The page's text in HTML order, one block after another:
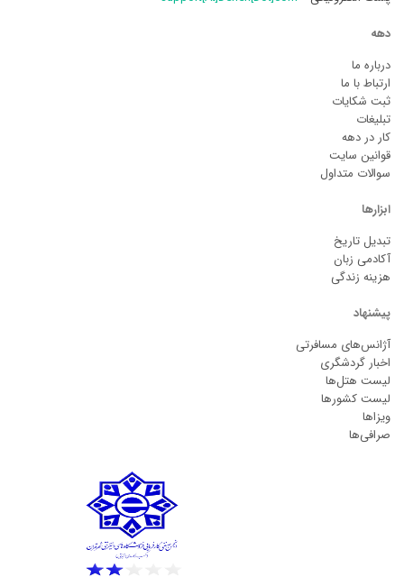
دهه
درباره ما
ارتباط با ما
ثبت شکایات
تبلیغات
کار در دهه
قوانین سایت
سوالات متداول
ابزارها
تبدیل تاریخ
آکادمی زبان
هزینه زندگی
پیشنهاد
آژانس‌های مسافرتی
اخبار گردشگری
لیست هتل‌ها
لیست کشورها
ویزاها
صرافی‌ها